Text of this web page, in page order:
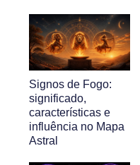
Signos de Fogo:
significado,
características e
influência no Mapa
Astral